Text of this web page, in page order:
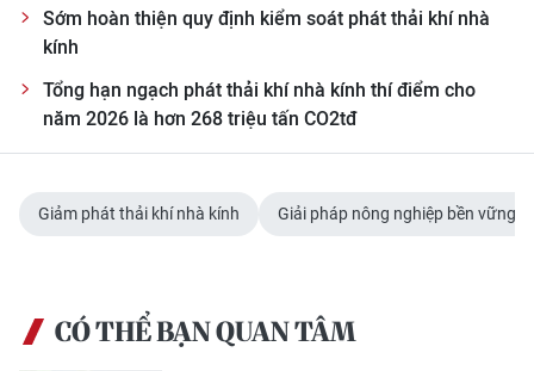
Media Chính trị
Media Kinh tế
Media Văn hóa
Media Thế giới
Sớm hoàn thiện quy định kiểm soát phát thải khí nhà
kính
Tổng hạn ngạch phát thải khí nhà kính thí điểm cho
năm 2026 là hơn 268 triệu tấn CO2tđ
Giảm phát thải khí nhà kính Giải pháp nông nghiệp bền vững
CÓ THỂ BẠN QUAN TÂM